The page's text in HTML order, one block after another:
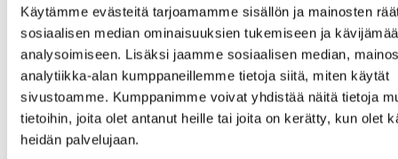
Käytämme evästeitä tarjoamamme sisällön ja mainosten
sosiaalisen median ominaisuuksien tukemiseen ja
analysoimiseen. Lisäksi jaamme sosiaalisen median,
analytiikka-alan kumppaneillemme tietoja siitä, miten käytät
sivustoamme. Kumppanimme voivat yhdistää näitä tietoja
tietoihin, joita olet antanut heille tai joita on kerätty, kun olet
heidän palvelujaan.
Kirjoita kommentti
Aihe